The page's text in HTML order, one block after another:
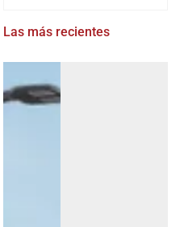
Las más recientes